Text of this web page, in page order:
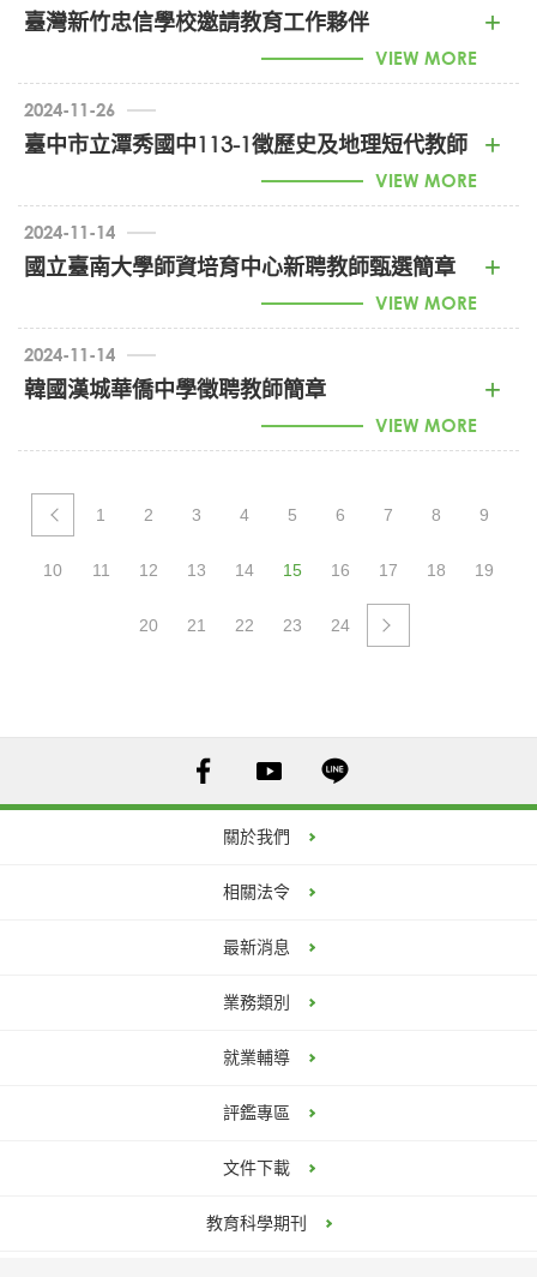
切結書 (DOCX) 甄選教師報名表(空白) (DOCX)
臺灣新竹忠信學校邀請教育工作夥伴
VIEW MORE
2024-11-26
臺中市立潭秀國中113-1徵歷史及地理短代教師
VIEW MORE
臺中市立潭秀國中113-1徵歷史及地理短代教師
時間：12月1日-114年1月20日
節數：每週13-18節課
詳細內容請致電詢問。
2024-11-14
國立臺南大學師資培育中心新聘教師甄選簡章
VIEW MORE
2024-11-14
韓國漢城華僑中學徵聘教師簡章
VIEW MORE
1130025079_漢城華僑中學徵聘教師簡章 (PDF)
1 2 3 4 5 6 7 8 9
10 11 12 13 14 15 16 17 18 19
20 21 22 23 24
關於我們
相關法令
最新消息
業務類別
就業輔導
評鑑專區
文件下載
教育科學期刊